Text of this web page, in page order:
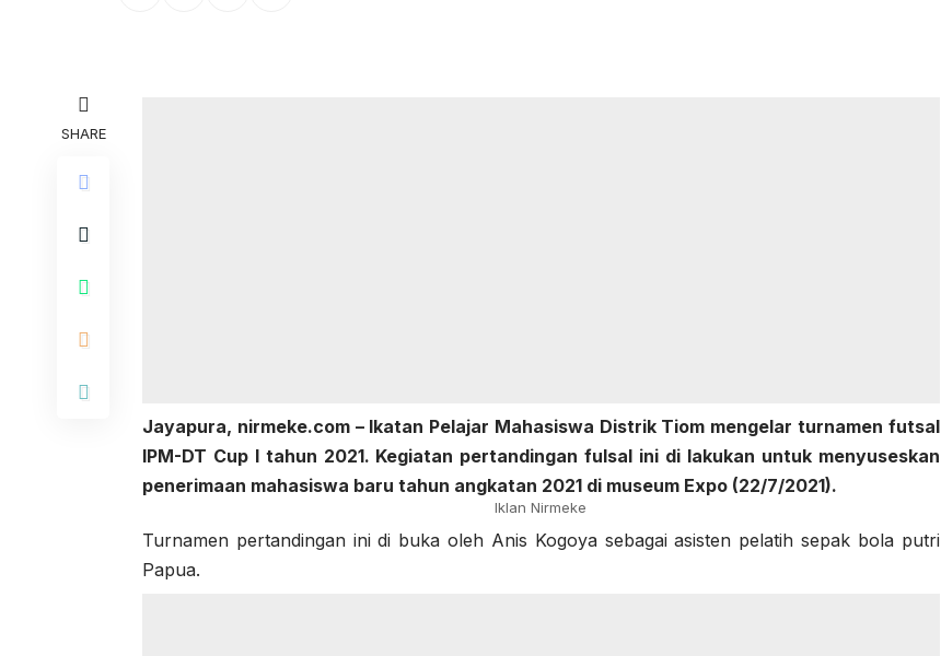
SHARE
Jayapura, nirmeke.com– Ikatan Pelajar Mahasiswa Distrik Tiom mengelar turnamen futsal
IPM-DT Cup I tahun 2021. Kegiatan pertandingan fulsal ini di lakukan untuk menyuseskan
penerimaan mahasiswa baru tahun angkatan 2021 di museum Expo (22/7/2021).
Iklan Nirmeke
Turnamen pertandingan ini di buka oleh Anis Kogoya sebagai asisten pelatih sepak bola putri
Papua.